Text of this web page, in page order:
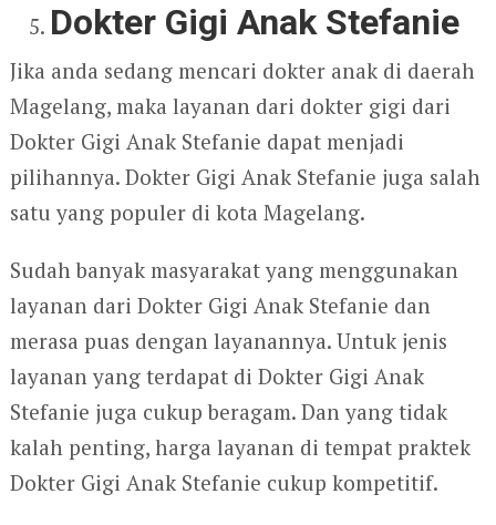
Dokter Gigi Anak Stefanie
Jika anda sedang mencari dokter anak di daerah
Magelang, maka layanan dari dokter gigi dari
Dokter Gigi Anak Stefanie dapat menjadi
pilihannya. Dokter Gigi Anak Stefanie juga salah
satu yang populer di kota Magelang.
Sudah banyak masyarakat yang menggunakan
layanan dari Dokter Gigi Anak Stefanie dan
merasa puas dengan layanannya. Untuk jenis
layanan yang terdapat di Dokter Gigi Anak
Stefanie juga cukup beragam. Dan yang tidak
kalah penting, harga layanan di tempat praktek
Dokter Gigi Anak Stefanie cukup kompetitif.